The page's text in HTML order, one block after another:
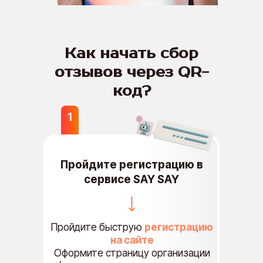
Как начать сбор
отзывов через QR-
код?
1
Пройдите регистрацию в
сервисе SAY SAY
Пройдите быструю регистрацию
на сайте
Оформите страницу организации